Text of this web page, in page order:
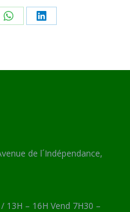
Share Share
de l´Indépendance,
13H – 16H Vend 7H30 –